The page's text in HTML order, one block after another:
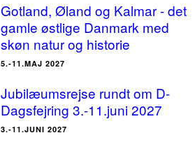
Gotland, Øland og Kalmar - det
gamle østlige Danmark med
skøn natur og historie
5.-11.MAJ 2027
Jubilæumsrejse rundt om D-
Dagsfejring 3.-11.juni 2027
3.-11.JUNI 2027